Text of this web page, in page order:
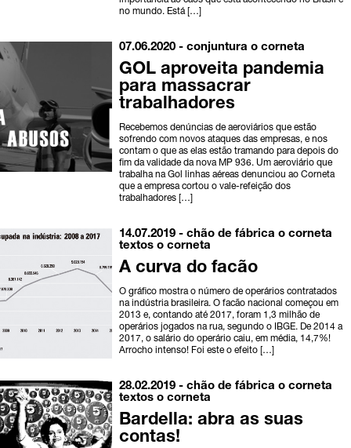
no mundo. Está […]
07.06.2020 -conjuntura o corneta
GOL aproveita pandemia
para massacrar
trabalhadores
Recebemos denúncias de aeroviários que estão
sofrendo com novos ataques das empresas, e nos
contam o que as elas estão tramando para depois do
fim da validade da nova MP 936. Um aeroviário que
trabalha na Gol linhas aéreas denunciou ao Corneta
que a empresa cortou o vale-refeição dos
trabalhadores […]
14.07.2019 -chão de fábrica o corneta
textos o corneta
A curva do facão
O gráfico mostra o número de operários contratados
na indústria brasileira. O facão nacional começou em
2013 e, contando até 2017, foram 1,3 milhão de
operários jogados na rua, segundo o IBGE. De 2014 a
2017, o salário do operário caiu, em média, 14,7%!
Arrocho intenso! Foi este o efeito […]
28.02.2019 -chão de fábrica o corneta
textos o corneta
Bardella: abra as suas
contas!